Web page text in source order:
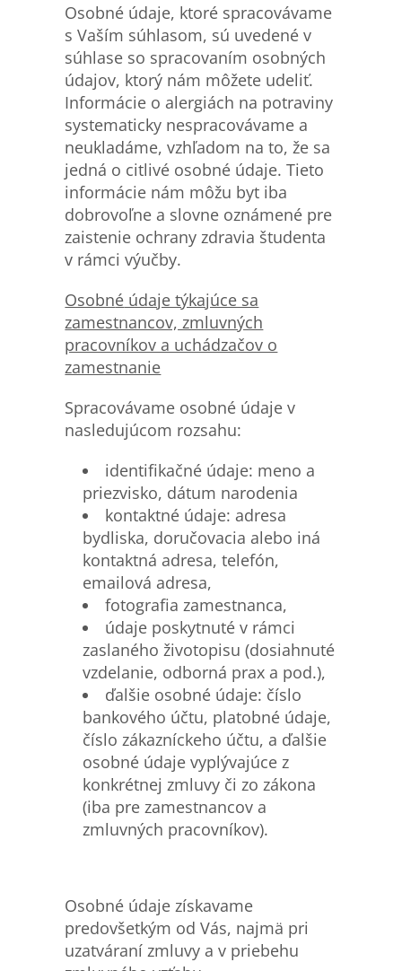
Osobné údaje, ktoré spracovávame
s Vaším súhlasom, sú uvedené v
súhlase so spracovaním osobných
údajov, ktorý nám môžete udeliť.
Informácie o alergiách na potraviny
systematicky nespracovávame a
neukladáme, vzhľadom na to, že sa
jedná o citlivé osobné údaje. Tieto
informácie nám môžu byt iba
dobrovoľne a slovne oznámené pre
zaistenie ochrany zdravia študenta
v rámci výučby.
Osobné údaje týkajúce sa
zamestnancov, zmluvných
pracovníkov a uchádzačov o
zamestnanie
Spracovávame osobné údaje v
nasledujúcom rozsahu:
identifikačné údaje: meno a
priezvisko, dátum narodenia
kontaktné údaje: adresa
bydliska, doručovacia alebo iná
kontaktná adresa, telefón,
emailová adresa,
fotografia zamestnanca,
údaje poskytnuté v rámci
zaslaného životopisu (dosiahnuté
vzdelanie, odborná prax a pod.),
ďalšie osobné údaje: číslo
bankového účtu, platobné údaje,
číslo zákazníckeho účtu, a ďalšie
osobné údaje vyplývajúce z
konkrétnej zmluvy či zo zákona
(iba pre zamestnancov a
zmluvných pracovníkov).
Osobné údaje získavame
predovšetkým od Vás, najmä pri
uzatváraní zmluvy a v priebehu